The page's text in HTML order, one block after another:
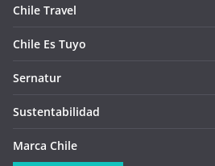
Chile Travel
Chile Es Tuyo
Sernatur
Sustentabilidad
Marca Chile